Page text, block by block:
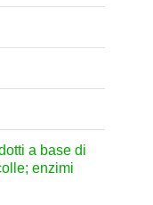
a base di
enzimi